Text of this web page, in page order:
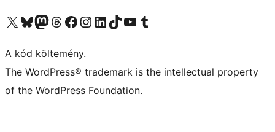
Visit our X (formerly Twitter) account
Visit our Bluesky account
Twitter csatornánk
Visit our Threads account
Facebook oldalunk megtekintése
Visit our Instagram account
Visit our LinkedIn account
Visit our TikTok account
Visit our YouTube channel
Visit our Tumblr account
A kód költemény.
The WordPress® trademark is the intellectual property
of the WordPress Foundation.